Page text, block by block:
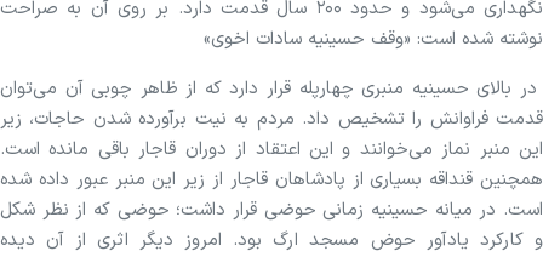
نگهداری می‌شود و حدود ۲۰۰ سال قدمت دارد. بر روی آن به صراحت
نوشته شده است: «وقف حسینیه سادات اخوی»
در بالای حسینیه منبری چهارپله قرار دارد که از ظاهر چوبی آن می‌توان
قدمت فراوانش را تشخیص داد. مردم به نیت برآورده شدن حاجات، زیر
این منبر نماز می‌خوانند و این اعتقاد از دوران قاجار باقی مانده است.
همچنین قنداقه بسیاری از پادشاهان قاجار از زیر این منبر عبور داده شده
است. در میانه حسینیه زمانی حوضی قرار داشت؛ حوضی که از نظر شکل
و کارکرد یادآور حوض مسجد ارگ بود. امروز دیگر اثری از آن دیده